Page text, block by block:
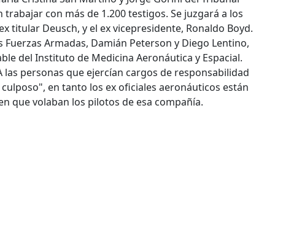
con más de 1.200 testigos. Se juzgará a los
titular Deusch, y el ex vicepresidente, Ronaldo Boyd.
Armadas, Damián Peterson y Diego Lentino,
del Instituto de Medicina Aeronáutica y Espacial.
las personas que ejercían cargos de responsabilidad
en tanto los ex oficiales aeronáuticos están
que volaban los pilotos de esa compañía.